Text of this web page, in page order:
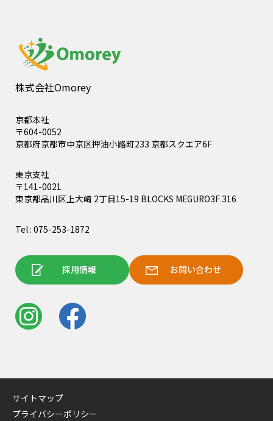
株式会社Omorey
京都本社
〒604-0052
京都府京都市中京区押油小路町233 京都スクエア6F
東京支社
〒141-0021
東京都品川区上大崎 2丁目15-19 BLOCKS MEGURO3F 316
Tel : 075-253-1872
採用情報 お問い合わせ
サイトマップ
プライバシーポリシー